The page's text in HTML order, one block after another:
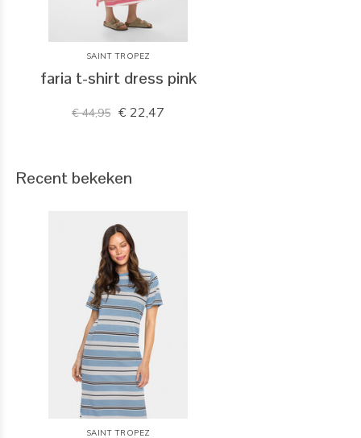
SAINT TROPEZ
faria t-shirt dress pink
€ 44,95 € 22,47
Recent bekeken
SAINT TROPEZ